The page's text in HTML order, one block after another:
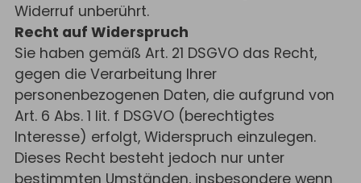
Widerruf unberührt.
Recht auf Widerspruch
Sie haben gemäß Art. 21 DSGVO das Recht,
gegen die Verarbeitung Ihrer
personenbezogenen Daten, die aufgrund von
Art. 6 Abs. 1 lit. f DSGVO (berechtigtes
Interesse) erfolgt, Widerspruch einzulegen.
Dieses Recht besteht jedoch nur unter
bestimmten Umständen, insbesondere wenn